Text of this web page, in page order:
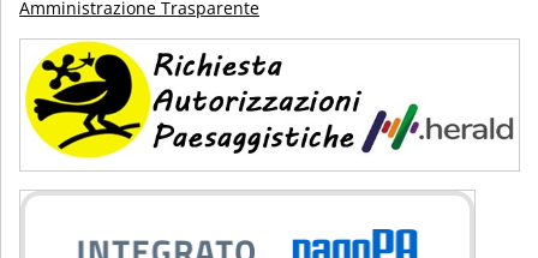
Amministrazione Trasparente